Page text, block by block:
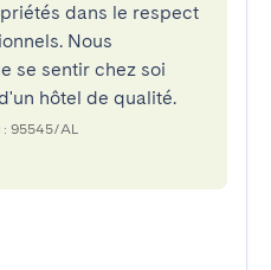
dans le respect
Nous
se sentir chez soi
hôtel de qualité.
: 95545/AL